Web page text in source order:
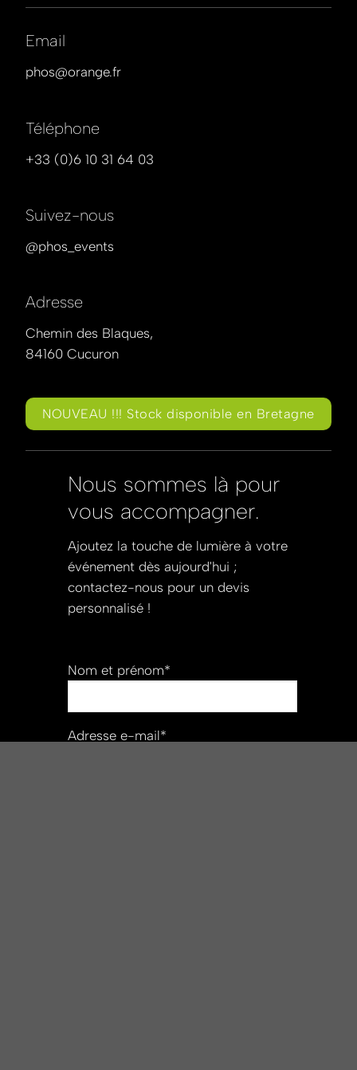
Email
phos@orange.fr
Téléphone
+33 (0)6 10 31 64 03
Suivez-nous
@phos_events
Adresse
Chemin des Blaques,
84160 Cucuron
NOUVEAU !!! Stock disponible en Bretagne
Nous sommes là pour
vous accompagner.
Ajoutez la touche de lumière à votre
événement dès aujourd'hui ;
contactez-nous pour un devis
personnalisé !
Nom et prénom*
Adresse e-mail*